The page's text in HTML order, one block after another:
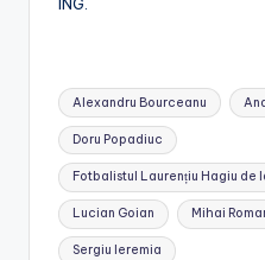
Tags:
Alexandru Bourceanu
Doru Popadiuc
Fotbalistul Laurențiu Hagiu de
Lucian Goian Mihai
Sergiu Ieremia